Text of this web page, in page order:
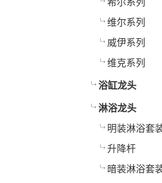
维尔系列
威伊系列
维克系列
浴缸龙头
淋浴龙头
明装淋浴套
升降杆
暗装淋浴套